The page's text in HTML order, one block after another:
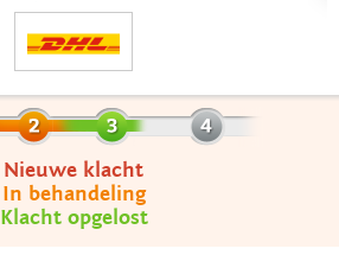
Nieuwe klacht
In behandeling
Klacht opgelost